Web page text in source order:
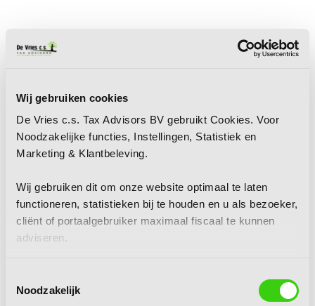
Wij gebruiken cookies
De Vries c.s. Tax Advisors BV gebruikt Cookies. Voor
Noodzakelijke functies, Instellingen, Statistiek en
Marketing & Klantbeleving.
Wij gebruiken dit om onze website optimaal te laten
functioneren, statistieken bij te houden en u als bezoeker,
cliënt of portaalgebruiker maximaal fiscaal te kunnen
adviseren.
Noodzakelijk